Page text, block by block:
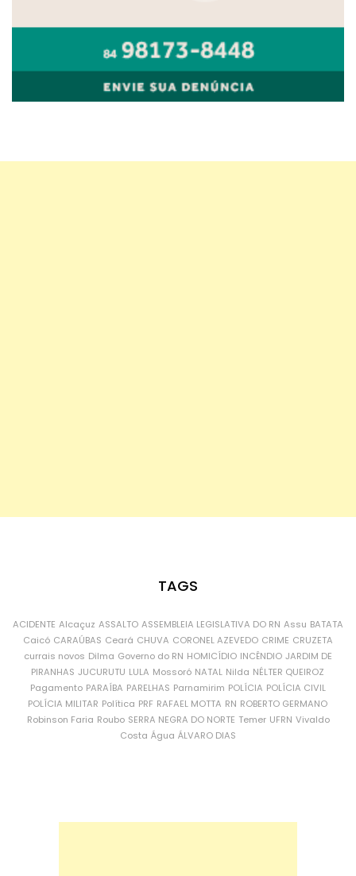
TAGS
ACIDENTE Alcaçuz ASSALTO ASSEMBLEIA LEGISLATIVA DO RN Assu BATATA
Caicó CARAÚBAS Ceará CHUVA CORONEL AZEVEDO CRIME CRUZETA
currais novos Dilma Governo do RN HOMICÍDIO INCÊNDIO JARDIM DE
PIRANHAS JUCURUTU LULA Mossoró NATAL Nilda NÉLTER QUEIROZ
Pagamento PARAÍBA PARELHAS Parnamirim POLÍCIA POLÍCIA CIVIL
POLÍCIA MILITAR Política PRF RAFAEL MOTTA RN ROBERTO GERMANO
Robinson Faria Roubo SERRA NEGRA DO NORTE Temer UFRN Vivaldo
Costa Água ÁLVARO DIAS